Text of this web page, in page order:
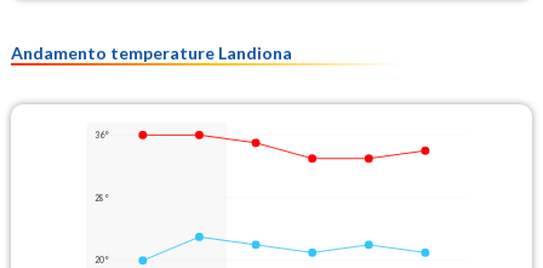
Andamento temperature Landiona
36°
28°
20°